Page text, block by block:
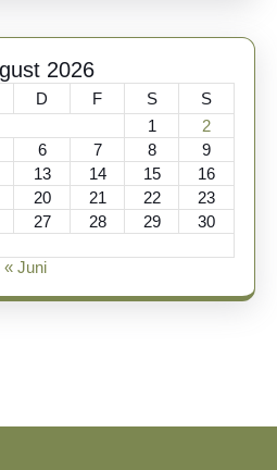
2026
D F S
S
1
2
6 7 8
9
13 14 15
16
20 21 22
23
27 28 29
30
« Juni